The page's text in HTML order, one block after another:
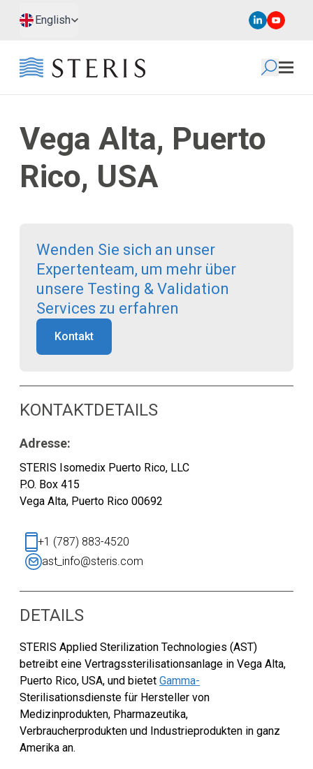
Zum Hauptinhalt springen
Zur Fußzeile springen
English
Vega Alta, Puerto
Rico, USA
KONTAKTDETAILS
Adresse:
STERIS Isomedix Puerto Rico, LLC
P.O. Box 415
Vega Alta, Puerto Rico 00692
+1 (787) 883-4520
ast_info@steris.com
DETAILS
STERIS Applied Sterilization Technologies (AST)
betreibt eine Vertragssterilisationsanlage in Vega Alta,
Puerto Rico, USA, und bietet Gamma-
Sterilisationsdienste für Hersteller von
Medizinprodukten, Pharmazeutika,
Verbraucherprodukten und Industrieprodukten in ganz
Amerika an.
Wenden Sie sich an unser
Expertenteam, um mehr über
unsere Testing & Validation
Services zu erfahren
Kontakt